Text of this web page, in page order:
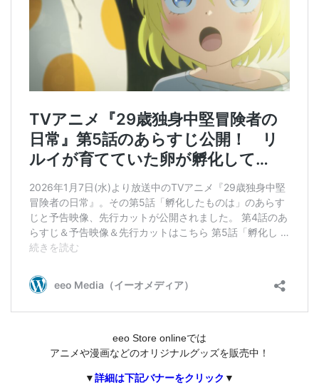
eeo Store onlineでは
アニメや漫画などのオリジナルグッズを販売中！
▼詳細は下記バナーをクリック ▼